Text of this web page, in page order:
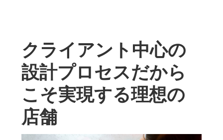
クライアント中心の
設計プロセスだから
こそ実現する理想の
店舗